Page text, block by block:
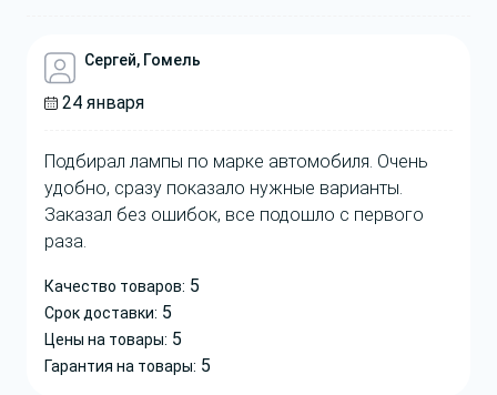
Сергей, Гомель
24 января
Подбирал лампы по марке автомобиля. Очень
удобно, сразу показало нужные варианты.
Заказал без ошибок, все подошло с первого
раза.
Качество товаров: 5
Срок доставки: 5
Цены на товары: 5
Гарантия на товары: 5